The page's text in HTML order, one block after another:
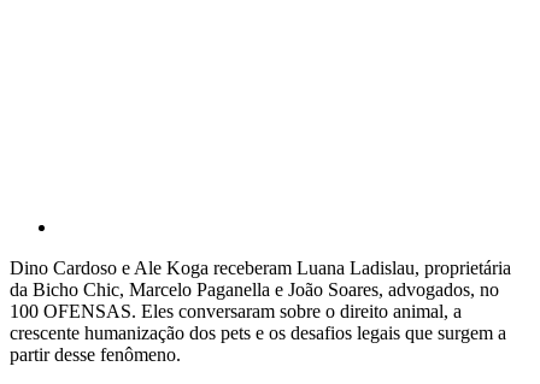
Dino Cardoso e Ale Koga receberam Luana Ladislau, proprietária
da Bicho Chic, Marcelo Paganella e João Soares, advogados, no
100 OFENSAS. Eles conversaram sobre o direito animal, a
crescente humanização dos pets e os desafios legais que surgem a
partir desse fenômeno.